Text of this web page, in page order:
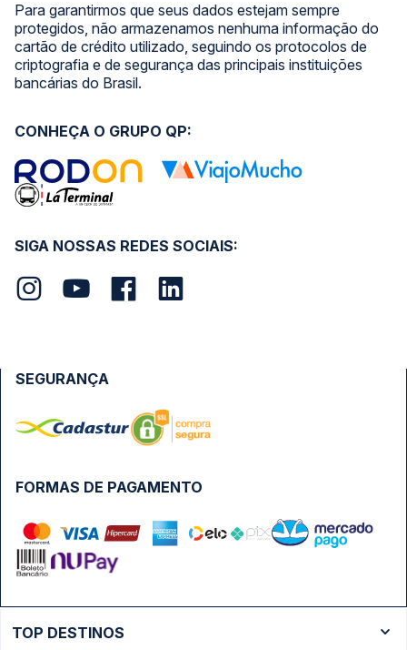
Para garantirmos que seus dados estejam sempre
protegidos, não armazenamos nenhuma informação do
cartão de crédito utilizado, seguindo os protocolos de
criptografia e de segurança das principais instituições
bancárias do Brasil.
SIGA NOSSAS REDES SOCIAIS:
CONHEÇA O GRUPO QP:
FORMAS DE PAGAMENTO
SEGURANÇA
TOP DESTINOS